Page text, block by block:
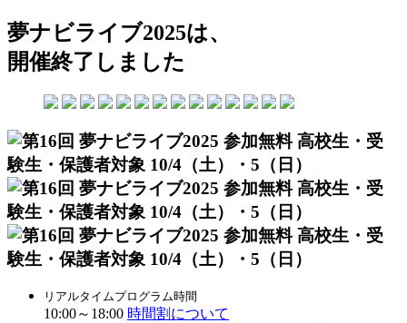
夢ナビライブ2025は、
開催終了しました
リアルタイムプログラム時間
10:00～18:00 時間割について